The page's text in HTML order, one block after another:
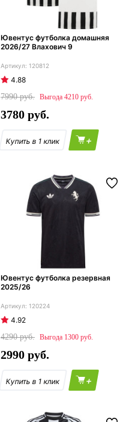
Ювентус футболка домашняя
2026/27 Влахович 9
120812
4.88
7990
4210
3780
+
Ювентус футболка резервная
2025/26
120224
4.92
4290
1300
2990
+